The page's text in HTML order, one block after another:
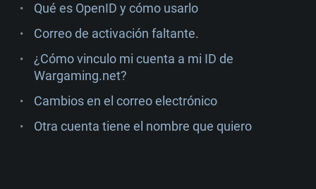
Qué es OpenID y cómo usarlo
Correo de activación faltante.
¿Cómo vinculo mi cuenta a mi ID de
Wargaming.net?
Cambios en el correo electrónico
Otra cuenta tiene el nombre que quiero